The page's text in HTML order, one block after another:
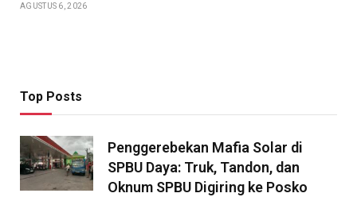
AGUSTUS 6, 2026
Top Posts
Penggerebekan Mafia Solar di
SPBU Daya: Truk, Tandon, dan
Oknum SPBU Digiring ke Posko